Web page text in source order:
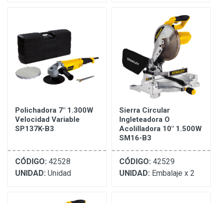
Polichadora 7" 1.300W
Velocidad Variable
SP137K-B3
CÓDIGO: 42528
UNIDAD: Unidad
Sierra Circular
Ingleteadora O
Acolilladora 10" 1.500W
SM16-B3
CÓDIGO: 42529
UNIDAD: Embalaje x 2